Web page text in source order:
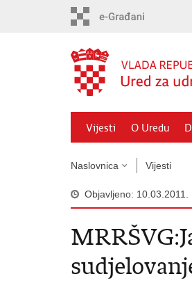
Vijesti O Uredu
Naslovnica Vijesti
Objavljeno: 10.03.2011.